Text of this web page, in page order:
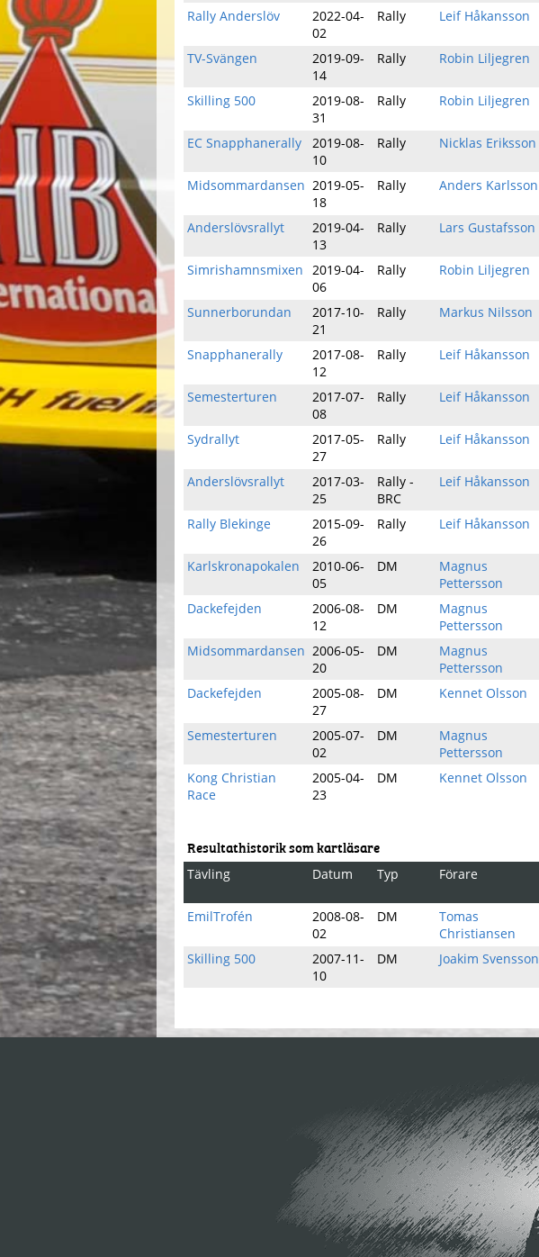
Rally Anderslöv
2022-04-
02
Rally Leif Håkansson
TV-Svängen
2019-09-
14
Rally Robin Liljegren
Skilling 500
2019-08-
31
Rally Robin Liljegren
EC Snapphanerally
2019-08-
10
Rally Nicklas Eriksson
Midsommardansen 2019-05-
18
Rally Anders Karlsson
Anderslövsrallyt
2019-04-
13
Rally Lars Gustafsson
Simrishamnsmixen 2019-04-
06
Rally Robin Liljegren
Sunnerborundan
2017-10-
21
Rally Markus Nilsson
Snapphanerally
2017-08-
12
Rally Leif Håkansson
Semesterturen
2017-07-
08
Rally Leif Håkansson
Sydrallyt
2017-05-
27
Rally Leif Håkansson
Anderslövsrallyt
2017-03-
25
Rally -
BRC
Leif Håkansson
Rally Blekinge
2015-09-
26
Rally Leif Håkansson
Karlskronapokalen
2010-06-
05
DM
Magnus
Pettersson
Dackefejden
2006-08-
12
DM
Magnus
Pettersson
Midsommardansen 2006-05-
20
DM
Magnus
Pettersson
Dackefejden
2005-08-
27
DM Kennet Olsson
Semesterturen
2005-07-
02
DM
Magnus
Pettersson
Kong Christian
Race
2005-04-
23
DM Kennet Olsson
Resultathistorik som kartläsare
Tävling Datum Typ Förare
EmilTrofén
2008-08-
02
DM
Tomas
Christiansen
Skilling 500
2007-11-
10
DM Joakim Svensson